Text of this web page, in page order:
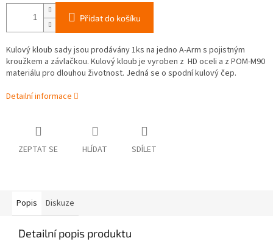
Přidat do košíku
Kulový kloub sady jsou prodávány 1ks na jedno A-Arm s pojistným
kroužkem a závlačkou. Kulový kloub je vyroben z HD oceli a z POM-M90
materiálu pro dlouhou životnost. Jedná se o spodní kulový čep.
Detailní informace
ZEPTAT SE HLÍDAT SDÍLET
Popis Diskuze
Detailní popis produktu